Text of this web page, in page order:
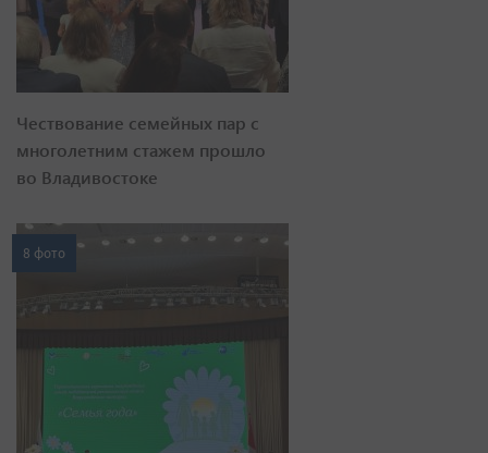
Чествование семейных пар с
многолетним стажем прошло
во Владивостоке
8 фото